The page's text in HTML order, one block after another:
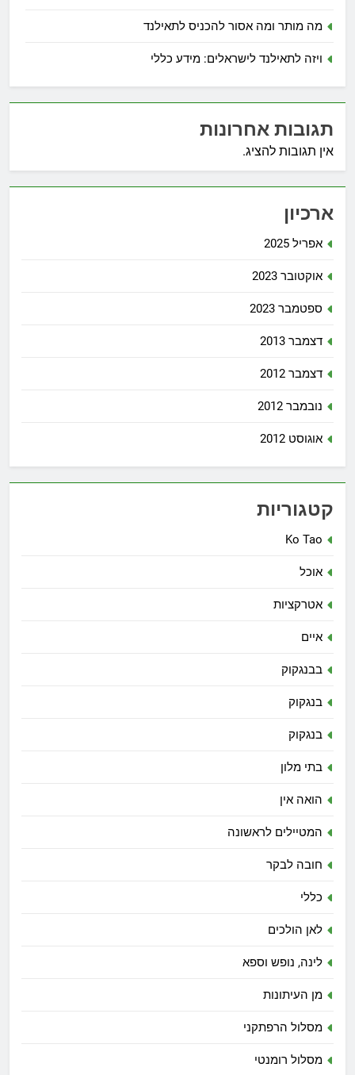
מה מותר ומה אסור להכניס לתאילנד
ויזה לתאילנד לישראלים: מידע כללי
תגובות אחרונות
אין תגובות להציג.
ארכיון
אפריל 2025
אוקטובר 2023
ספטמבר 2023
דצמבר 2013
דצמבר 2012
נובמבר 2012
אוגוסט 2012
קטגוריות
Ko Tao
אוכל
אטרקציות
איים
בבנגקוק
בנגקוק
בנגקוק
בתי מלון
הואה אין
המטיילים לראשונה
חובה לבקר
כללי
לאן הולכים
לינה, נופש וספא
מן העיתונות
מסלול הרפתקני
מסלול רומנטי